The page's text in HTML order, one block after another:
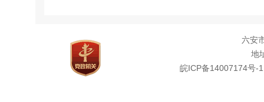
六安
地
皖ICP备14007174号-1